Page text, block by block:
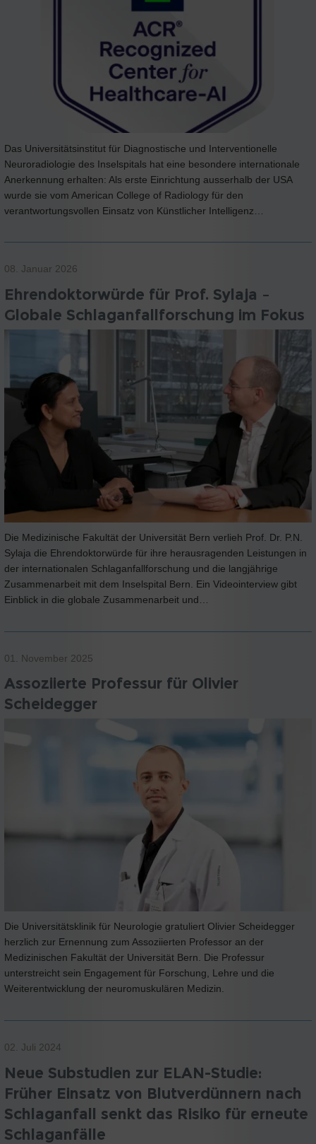
Das Universitätsinstitut für Diagnostische und Interventionelle
Neuroradiologie des Inselspitals hat eine besondere internationale
Anerkennung erhalten: Als erste Einrichtung ausserhalb der USA
wurde sie vom American College of Radiology für den
verantwortungsvollen Einsatz von Künstlicher Intelligenz…
08. Januar 2026
Ehrendoktorwürde für Prof. Sylaja –
Globale Schlaganfallforschung im Fokus
Die Medizinische Fakultät der Universität Bern verlieh Prof. Dr. P.N.
Sylaja die Ehrendoktorwürde für ihre herausragenden Leistungen in
der internationalen Schlaganfallforschung und die langjährige
Zusammenarbeit mit dem Inselspital Bern. Ein Videointerview gibt
Einblick in die globale Zusammenarbeit und…
01. November 2025
Assoziierte Professur für Olivier
Scheidegger
Die Universitätsklinik für Neurologie gratuliert Olivier Scheidegger
herzlich zur Ernennung zum Assoziierten Professor an der
Medizinischen Fakultät der Universität Bern. Die Professur
unterstreicht sein Engagement für Forschung, Lehre und die
Weiterentwicklung der neuromuskulären Medizin.
02. Juli 2024
Neue Substudien zur ELAN-Studie:
Früher Einsatz von Blutverdünnern nach
Schlaganfall senkt das Risiko für erneute
Schlaganfälle